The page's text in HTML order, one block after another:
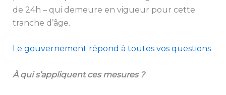
de 24h – qui demeure en vigueur pour cette
tranche d’âge.
Le gouvernement répond à toutes vos questions
À qui s’appliquent ces mesures ?